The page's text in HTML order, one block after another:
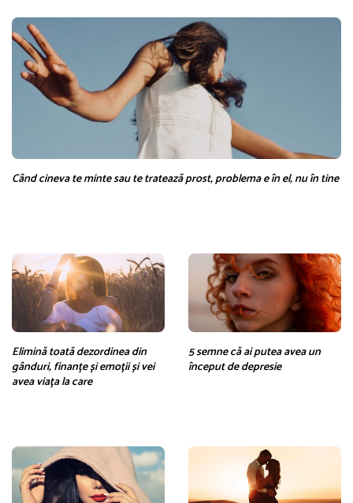
Când cineva te minte sau te tratează prost, problema e în el, nu în tine
Elimină toată dezordinea din
gânduri, finanțe și emoții și vei
avea viața la care
5 semne că ai putea avea un
început de depresie